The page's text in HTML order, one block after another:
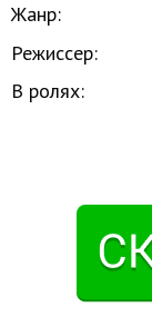
Жанр:
Режиссер:
В ролях: